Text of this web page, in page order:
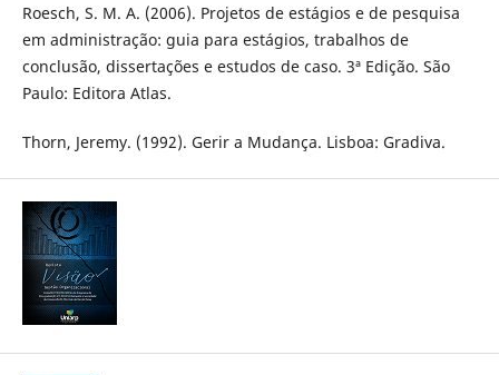
Roesch, S. M. A. (2006). Projetos de estágios e de pesquisa
em administração: guia para estágios, trabalhos de
conclusão, dissertações e estudos de caso. 3ª Edição. São
Paulo: Editora Atlas.
Thorn, Jeremy. (1992). Gerir a Mudança. Lisboa: Gradiva.